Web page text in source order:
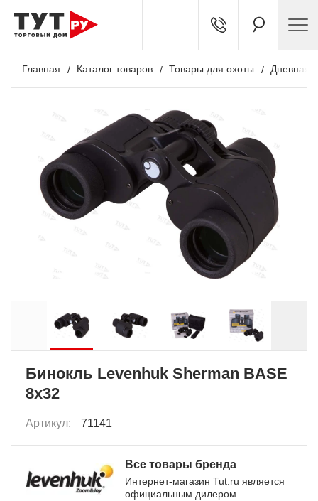
Главная Каталог товаров Товары для охоты Дневная
Бинокль Levenhuk Sherman BASE
8x32
Артикул: 71141
Все товары бренда
Интернет-магазин Tut.ru является
официальным дилером